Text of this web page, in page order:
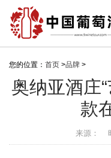
您的位置： 首页 >品牌 >
奥纳亚酒庄
款
来源：